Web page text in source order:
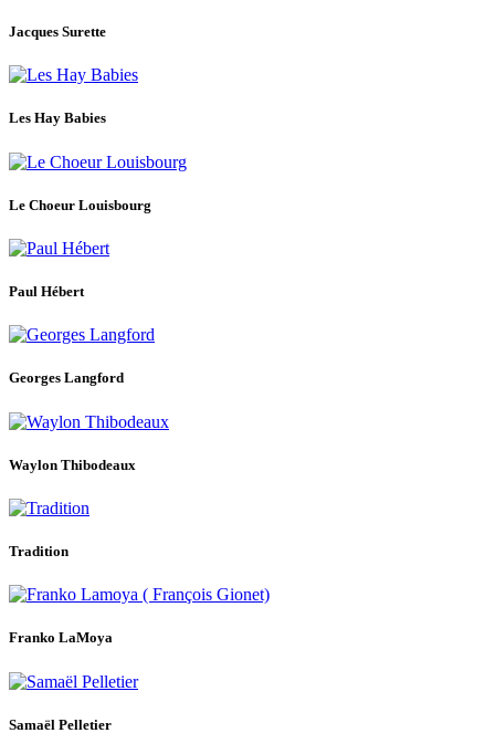
Jacques Surette
Les Hay Babies
Le Choeur Louisbourg
Paul Hébert
Georges Langford
Waylon Thibodeaux
Tradition
Franko LaMoya
Samaël Pelletier